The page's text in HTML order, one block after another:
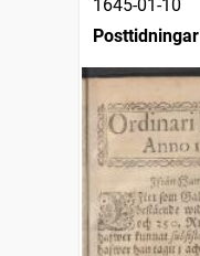
1645-01-10
Posttidningar